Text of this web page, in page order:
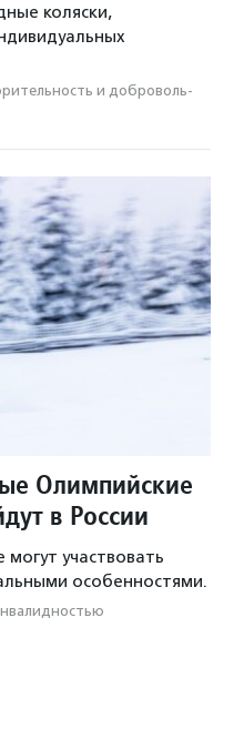
коляски,
и доброволь­
Олимпийские
в России
участвовать
особенностями.